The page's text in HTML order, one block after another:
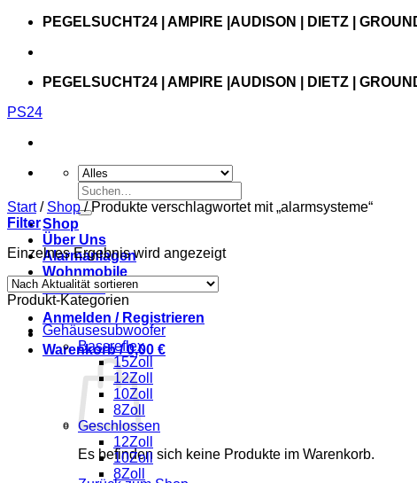
Zum
springen
PEGELSUCHT24 | AMPIRE |AUDISON | DIETZ |
PEGELSUCHT24 | AMPIRE |AUDISON | DIETZ |
PS24
Suchen
nach:
Shop
Über Uns
Alarmanlagen
Wohnmobile
Autoterm
Anmelden / Registrieren
Warenkorb /0,00 €
Es befinden sich keine Produkte im Warenkorb.
Start / Shop /Produkte verschlagwortet mit „alarmsysteme“
Filter
Einzelnes Ergebnis wird angezeigt
Produkt-Kategorien
Gehäusesubwoofer
Bassreflex
15Zoll
12Zoll
10Zoll
8Zoll
Geschlossen
12Zoll
10Zoll
8Zoll